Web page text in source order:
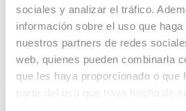
sociales y analizar el tráfico.
información sobre el uso que
nuestros partners de redes
web, quienes pueden combinarla
que les haya proporcionado o que
Calvario
Lluis Margarit / 2019 / Comedia /
En Pablo, en un intent fallit de recuperar
que s’està quedant calb. A partir